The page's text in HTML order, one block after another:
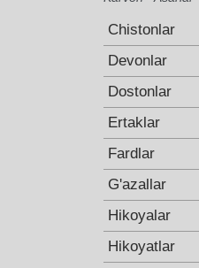
Chistonlar
Devonlar
Dostonlar
Ertaklar
Fardlar
G'azallar
Hikoyalar
Hikoyatlar